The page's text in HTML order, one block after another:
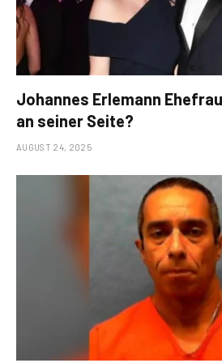
Johannes Erlemann
an seiner Seite?
AUGUST 24, 2025